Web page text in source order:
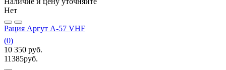
Нет
Рация Аргут А-57 VHF
(0)
10 350 руб.
11385руб.